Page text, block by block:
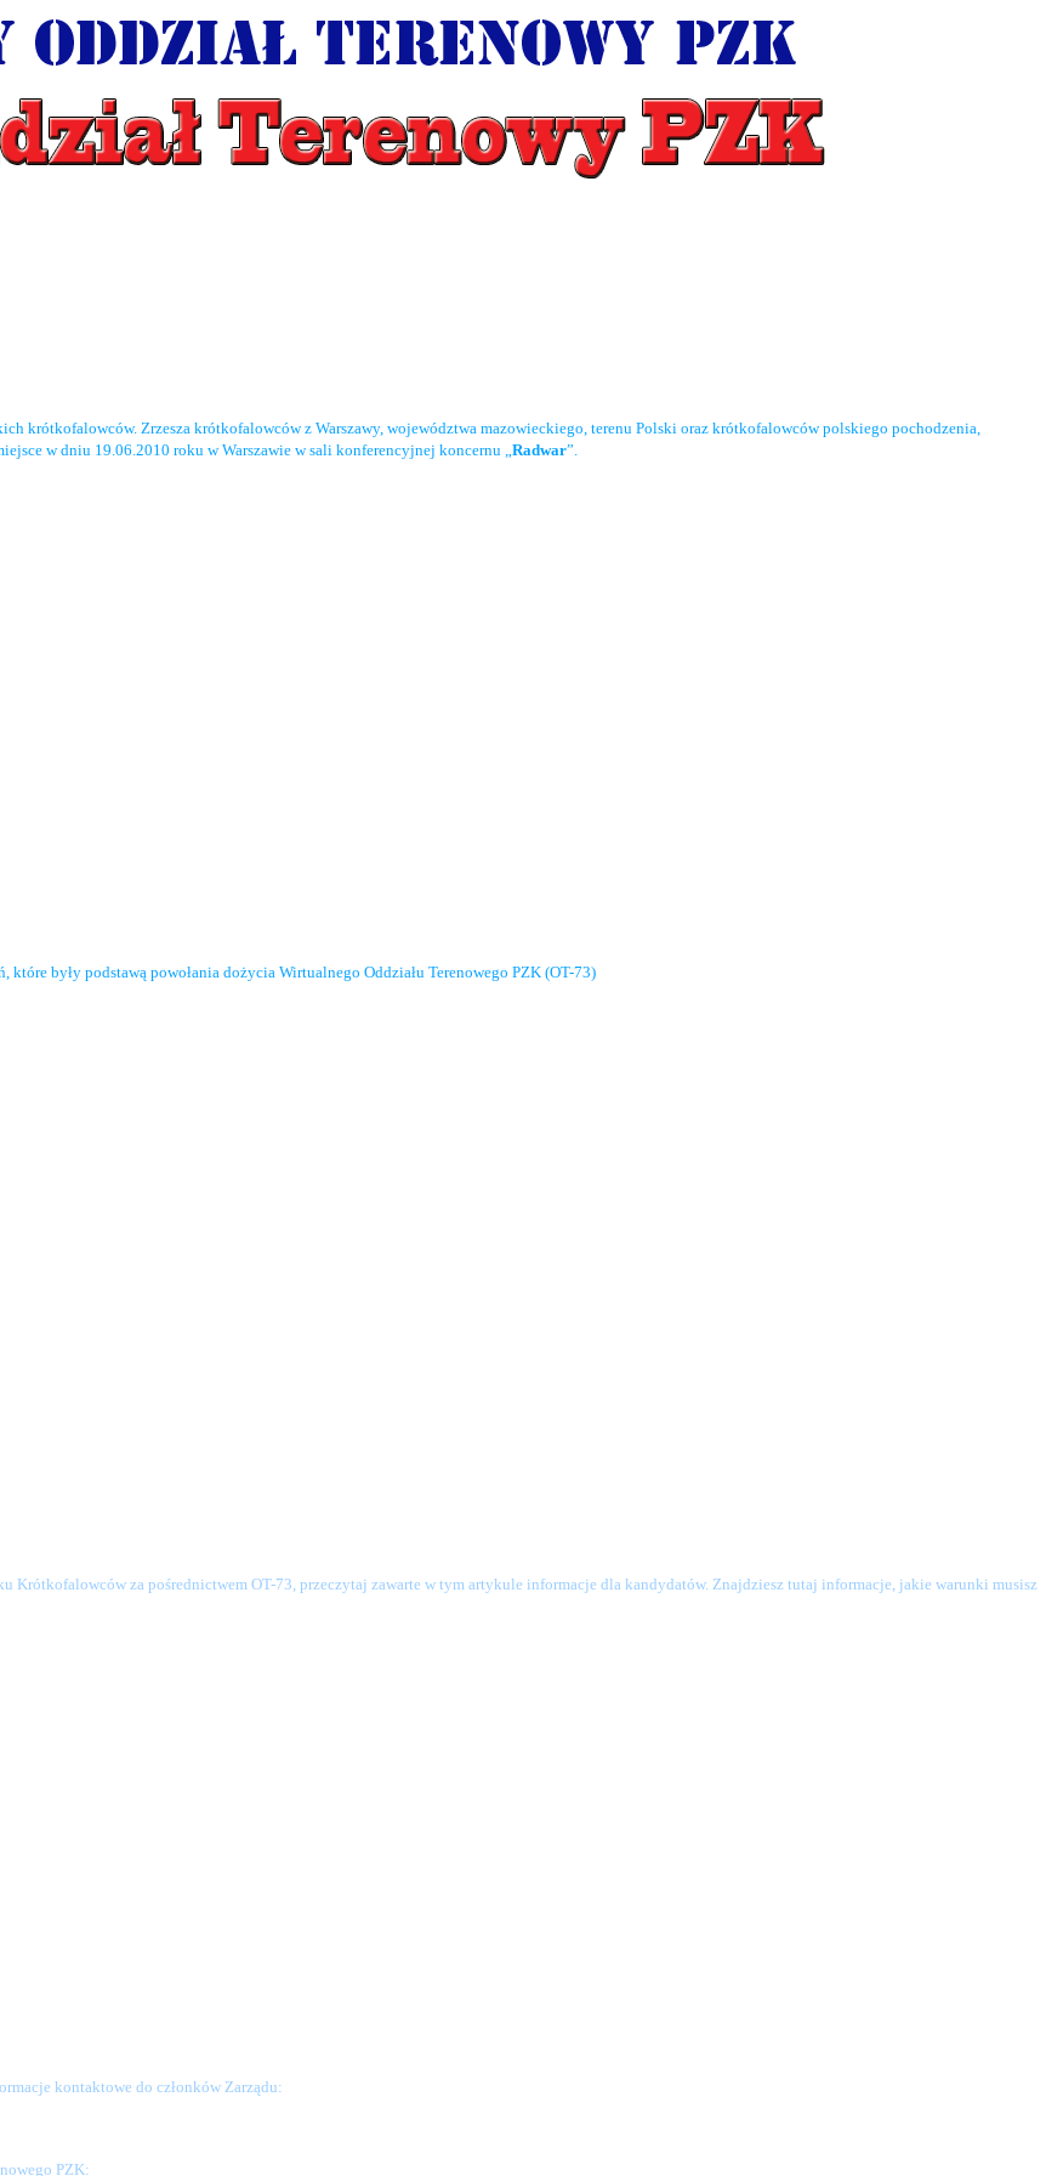
krótkofalowców. Zrzesza krótkofalowców z Warszawy, województwa mazowieckiego, terenu Polski oraz krótkofalowców polskiego pochodzenia,
w dniu 19.06.2010 roku w Warszawie w sali konferencyjnej koncernu „Radwar”.
były podstawą powołania dożycia Wirtualnego Oddziału Terenowego PZK (OT-73)
Krótkofalowców za pośrednictwem OT-73, przeczytaj zawarte w tym artykule informacje dla kandydatów. Znajdziesz tutaj informacje, jakie warunki musisz
kontaktowe do członków Zarządu:
PZK: